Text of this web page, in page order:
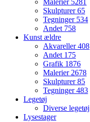
Malerier 5281
Skulpturer65
Tegninger 534
Andet 758
Kunst ældre
Akvareller408
Andet 175
Grafik 1876
Malerier2678
Skulpturer85
Tegninger483
Legetøj
Diverse legetøj
Lysestager